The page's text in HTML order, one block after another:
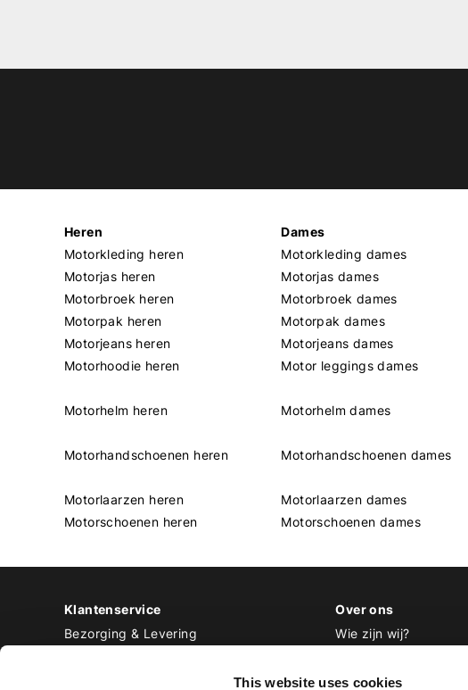
This website uses cookies
Heren
Motorkleding heren
Motorjas heren
Motorbroek heren
Motorpak heren
Motorjeans heren
Motorhoodie heren
Motorhelm heren
Motorhandschoenen heren
Motorlaarzen heren
Motorschoenen heren
Dames
Motorkleding dames
Motorjas dames
Motorbroek dames
Motorpak dames
Motorjeans dames
Motor leggings dames
Motorhelm dames
Motorhandschoenen dames
Motorlaarzen dames
Motorschoenen dames
Klantenservice
Bezorging & Levering
Over ons
Wie zijn wij?
Werken bij Biker Outfit